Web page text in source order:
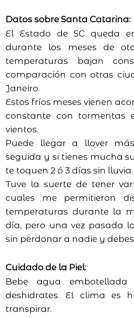
Datos sobre Santa Catarina:
El Estado de SC queda
durante los meses de
temperaturas bajan
comparación con otras
Janeiro.
Estos fríos meses vienen
constante con tormentas
vientos.
Puede llegar a llover
seguida y si tienes mucha
te toquen 2 ó 3 días sin lluvia.
Tuve la suerte de tener
cuales me permitieron
temperaturas durante la
día, pero una vez pasada
sin perdonar a nadie y
Cuidado de la Piel:
Bebe agua
deshidrates. El clima es
transpirar.